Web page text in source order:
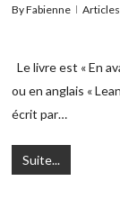
ByFabienne Articles
Le livre est « En
ou en anglais «
écrit par…
Suite...